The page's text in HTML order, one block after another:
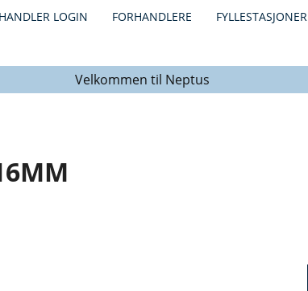
LOGIN FORHANDLERE FYLLESTASJONER
Velkommen til Neptus